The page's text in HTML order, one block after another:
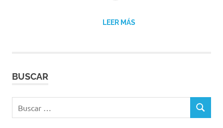
LEER MÁS
BUSCAR
BUSCAR